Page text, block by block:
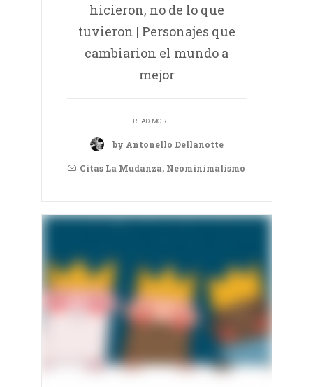
hicieron, no de lo que
tuvieron | Personajes que
cambiarion el mundo a
mejor
READ MORE
by Antonello Dellanotte
Citas La Mudanza, Neominimalismo